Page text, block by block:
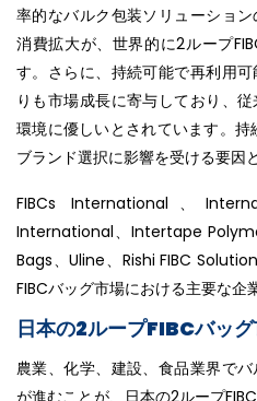
率的なバルク包装ソリューショ
消費拡大が、世界的に2ループ
す。さらに、持続可能で再利用
りも市場成長に寄与しており、
環境に優しいとされています。
ブランド選択に影響を受ける要因
FIBCs International、
International、Intertape
Bags、Uline、Rishi FIBC
FIBCバッグ市場における主要な企
日本の2ループFIBCバッ
農業、化学、建設、食品業界で